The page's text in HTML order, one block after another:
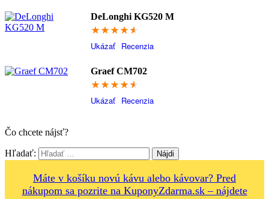
DeLonghi KG520 M
91.4
Ukázať Recenzia
Graef CM702
91.4
Ukázať Recenzia
Čo chcete nájsť?
Hľadať:
Máte v košíku novú kávu alebo kávovar? Pred
nákupom sa pozrite na KuponyZdarma.sk – nájdete